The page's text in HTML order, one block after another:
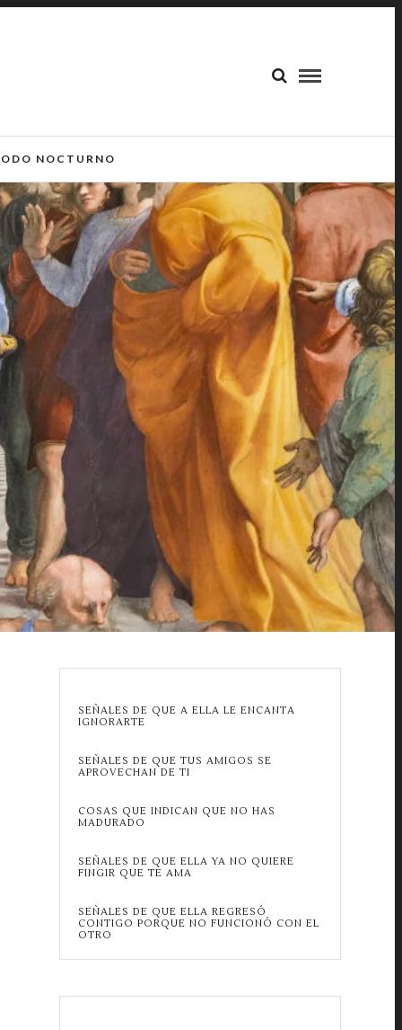
NOCTURNO
SEÑALES DE QUE A ELLA LE ENCANTA
IGNORARTE
SEÑALES DE QUE TUS AMIGOS SE
APROVECHAN DE TI
COSAS QUE INDICAN QUE NO HAS
MADURADO
SEÑALES DE QUE ELLA YA NO QUIERE
FINGIR QUE TE AMA
SEÑALES DE QUE ELLA REGRESÓ
CONTIGO PORQUE NO FUNCIONÓ CON EL
OTRO